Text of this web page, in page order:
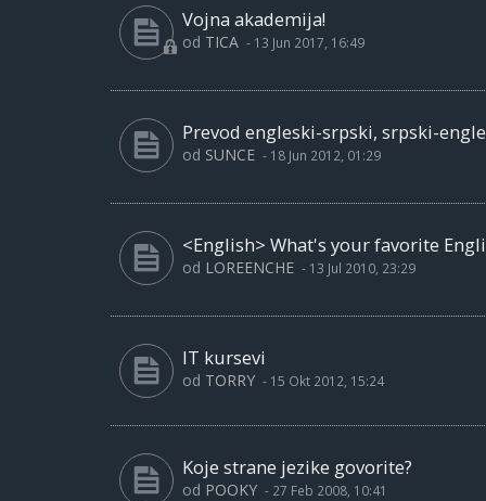
Vojna akademija!
od TICA - 13 Jun 2017, 16:49
Prevod engleski-srpski, srpski-
od SUNCE - 18 Jun 2012, 01:29
<English> What's your favorite
od LOREENCHE - 13 Jul 2010, 23:29
IT kursevi
od TORRY - 15 Okt 2012, 15:24
Koje strane jezike govorite?
od POOKY - 27 Feb 2008, 10:41